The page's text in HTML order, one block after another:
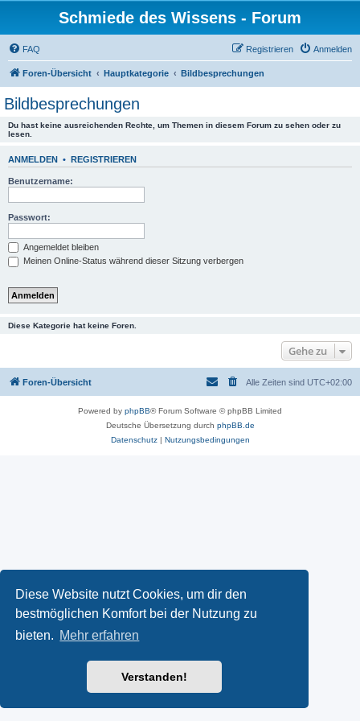
Diese Website nutzt Cookies, um dir den
bestmöglichen Komfort bei der Nutzung zu
bieten. Mehr erfahren
Verstanden!
Schmiede des Wissens - Forum
FAQ Anmelden
Registrieren
Foren-Übersicht Hauptkategorie Bildbesprechungen
Bildbesprechungen
Du hast keine ausreichenden Rechte, um Themen in diesem Forum zu sehen oder zu
lesen.
ANMELDEN • REGISTRIEREN
Benutzername:
Passwort:
Angemeldet bleiben
Meinen Online-Status während dieser Sitzung verbergen
Diese Kategorie hat keine Foren.
Gehe zu
Foren-Übersicht Alle Zeiten sind UTC+02:00
Powered by phpBB® Forum Software © phpBB Limited
Deutsche Übersetzung durch phpBB.de
Datenschutz| Nutzungsbedingungen